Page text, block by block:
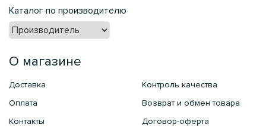
Каталог по производителю
О магазине
Доставка
Оплата
Контакты
Контроль качества
Возврат и обмен товара
Договор-оферта